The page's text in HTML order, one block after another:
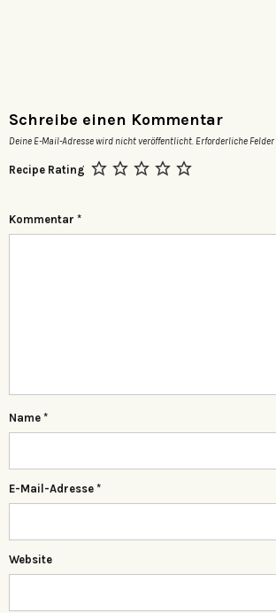
Schreibe einen Kommentar
Deine E-Mail-Adresse wird nicht veröffentlicht. Erforderliche
Recipe Rating
Kommentar *
Name *
E-Mail-Adresse *
Website